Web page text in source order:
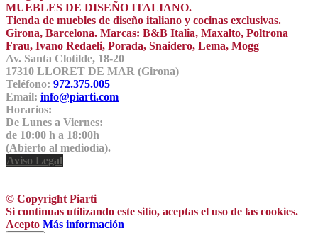
MUEBLES DE DISEÑO ITALIANO.
Tienda de muebles de diseño italiano y cocinas exclusivas.
Girona, Barcelona. Marcas: B&B Italia, Maxalto, Poltrona
Frau, Ivano Redaeli, Porada, Snaidero, Lema, Mogg
Av. Santa Clotilde, 18-20
17310 LLORET DE MAR (Girona)
Teléfono: 972.375.005
Email: info@piarti.com
Horarios:
De Lunes a Viernes:
de 10:00 h a 18:00h
(Abierto al mediodía).
Aviso Legal
© Copyright Piarti
Si continuas utilizando este sitio, aceptas el uso de las cookies.
Acepto Más información